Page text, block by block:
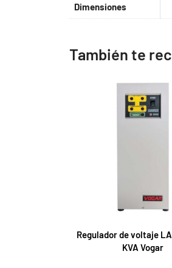
Dimensiones
También te
Regulador de voltaje
KVA Vogar